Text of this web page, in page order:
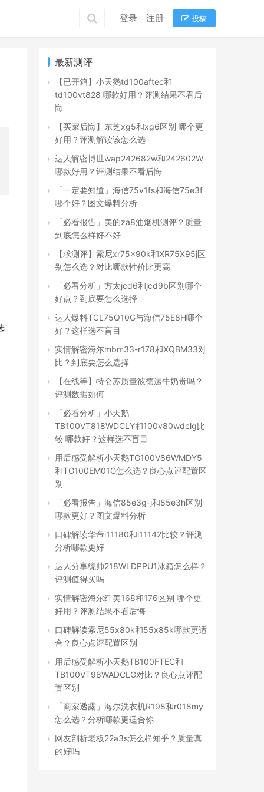
登录 注册 投稿
最新测评
【已开箱】小天鹅td100aftec和
td100vt828 哪款好用？评测结果不看后
悔
【买家后悔】东芝xg5和xg6区别 哪个更
好用？评测解读该怎么选
达人解密博世wap242682w和242602W
哪款好用？评测结果不看后悔
「一定要知道」海信75v1fs和海信75e3f
哪个好？图文爆料分析
「必看报告」美的za8油烟机测评？质量
到底怎么样好不好
【求测评】索尼xr75x90k和XR75X95j区
别怎么选？对比哪款性价比更高
「必看分析」方太jcd6和jcd9b区别哪个
好点？到底要怎么选择
达人爆料TCL75Q10G与海信75E8H哪个
好？这样选不盲目
实情解密海尔mbm33-r178和XQBM33对
比？到底要怎么选择
【在线等】特仑苏质量彼德运牛奶贵吗？
评测数据如何
「必看分析」小天鹅
TB100VT818WDCLY和100v80wdclg比
较 哪款好？这样选不盲目
用后感受解析小天鹅TG100V86WMDY5
和TG100EM01G怎么选？良心点评配置区
别
「必看报告」海信85e3g-j和85e3h区别
哪款更好？图文爆料分析
口碑解读华帝i11180和i11142比较？评测
分析哪款更好
达人分享统帅218WLDPPU1冰箱怎么样？
评测值得买吗
实情解密海尔纤美168和176区别 哪个更
好用？评测结果不看后悔
口碑解读索尼55x80k和55x85k哪款更适
合？良心点评配置区别
用后感受解析小天鹅TB100FTEC和
TB100VT98WADCLG对比？良心点评配
置区别
「商家透露」海尔洗衣机R198和r018my
怎么选？分析哪款更适合你
网友剖析老板22a3s怎么样知乎？质量真
的好吗